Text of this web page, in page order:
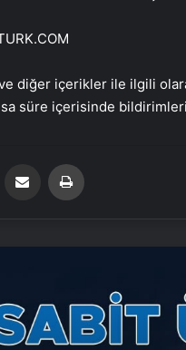
ve diğer içerikler ile ilgili
süre içerisinde
Email'den paylaş